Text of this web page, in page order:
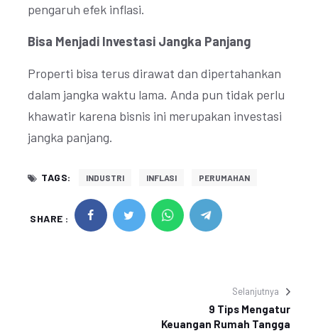
pengaruh efek inflasi.
Bisa Menjadi Investasi Jangka Panjang
Properti bisa terus dirawat dan dipertahankan
dalam jangka waktu lama. Anda pun tidak perlu
khawatir karena bisnis ini merupakan investasi
jangka panjang.
TAGS: INDUSTRI INFLASI PERUMAHAN
SHARE :
Selanjutnya
9 Tips Mengatur
Keuangan Rumah Tangga